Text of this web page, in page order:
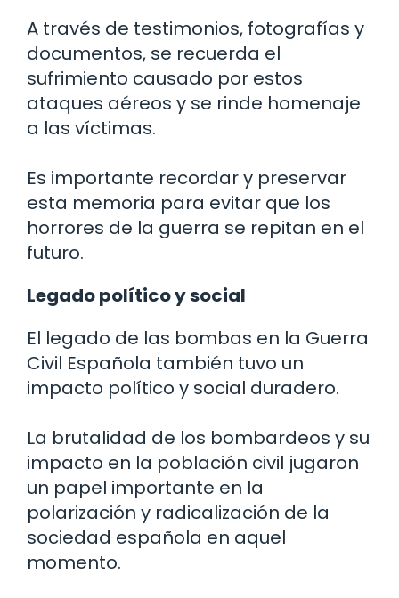
A través de testimonios, fotografías y
documentos, se recuerda el
sufrimiento causado por estos
ataques aéreos y se rinde homenaje
a las víctimas.
Es importante recordar y preservar
esta memoria para evitar que los
horrores de la guerra se repitan en el
futuro.
Legado político y social
El legado de las bombas en la Guerra
Civil Española también tuvo un
impacto político y social duradero.
La brutalidad de los bombardeos y su
impacto en la población civil jugaron
un papel importante en la
polarización y radicalización de la
sociedad española en aquel
momento.